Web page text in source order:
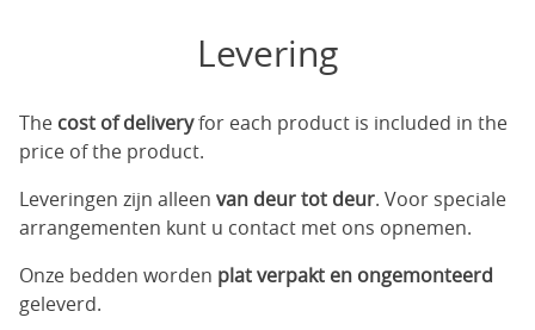
Levering
The cost of deliveryfor each product is included in the
price of the product.
Leveringen zijn alleen van deur tot deur. Voor speciale
arrangementen kunt u contact met ons opnemen.
Onze bedden worden plat verpakt en ongemonteerd
geleverd.